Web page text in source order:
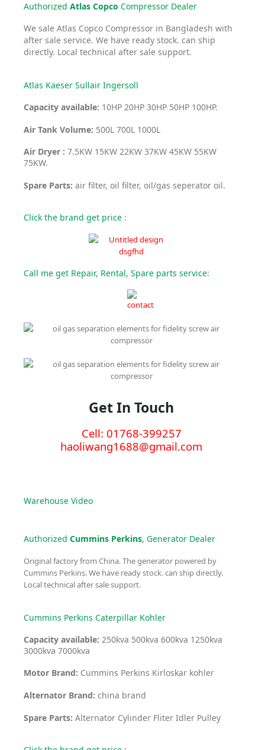
Authorized Atlas Copco Compressor Dealer
We sale Atlas Copco Compressor in Bangladesh with
after sale service. We have ready stock. can ship
directly. Local technical after sale support.
Atlas Kaeser Sullair Ingersoll
Capacity available: 10HP 20HP 30HP 50HP 100HP.
Air Tank Volume: 500L 700L 1000L
Air Dryer : 7.5KW 15KW 22KW 37KW 45KW 55KW
75KW.
Spare Parts: air filter, oil filter, oil/gas seperator oil.
Click the brand get price :
Call me get Repair, Rental, Spare parts service:
GetIn Touch
Cell: 01768-399257
haoliwang1688@gmail.com
Warehouse Video
Authorized Cummins Perkins, Generator Dealer
Original factory from China. The generator powered by
Cummins Perkins. We have ready stock. can ship directly.
Local technical after sale support.
Cummins Perkins Caterpillar Kohler
Capacity available: 250kva 500kva 600kva 1250kva
3000kva 7000kva
Motor Brand: Cummins Perkins Kirloskar kohler
Alternator Brand: china brand
Spare Parts: Alternator Cylinder Fliter Idler Pulley